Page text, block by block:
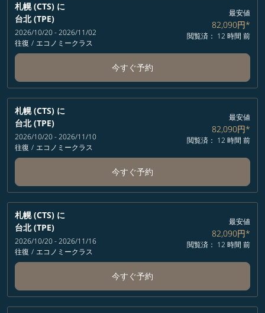
札幌 (CTS) に
台北 (TPE)
2026/10/20 - 2026/11/02
往復 / エコノミークラス
最安値
82,090円*
閲覧済： 12 時間 前
今すぐ予約
札幌 (CTS) に
台北 (TPE)
2026/10/20 - 2026/11/10
往復 / エコノミークラス
最安値
82,090円*
閲覧済： 12 時間 前
今すぐ予約
札幌 (CTS) に
台北 (TPE)
2026/10/20 - 2026/11/16
往復 / エコノミークラス
最安値
82,090円*
閲覧済： 12 時間 前
今すぐ予約